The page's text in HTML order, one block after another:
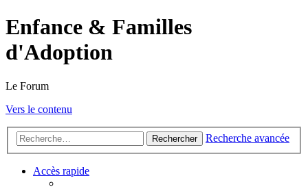
Enfance & Familles
d'Adoption
Le Forum
Vers le contenu
Rechercher Recherche avancée
Accès rapide